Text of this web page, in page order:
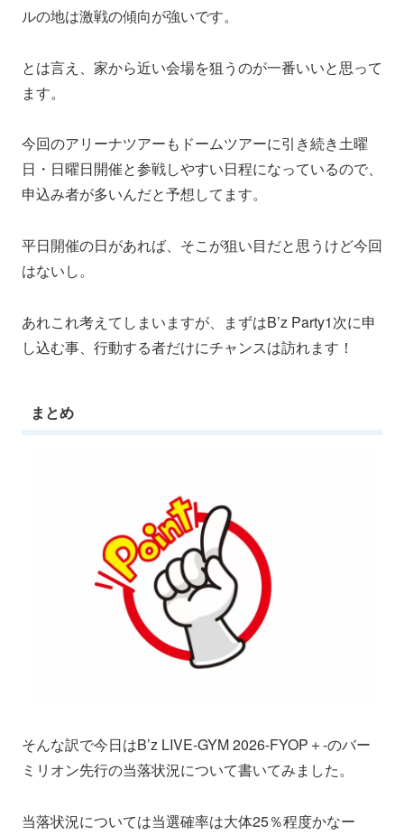
ルの地は激戦の傾向が強いです。
とは言え、家から近い会場を狙うのが一番いいと思って
ます。
今回のアリーナツアーもドームツアーに引き続き土曜
日・日曜日開催と参戦しやすい日程になっているので、
申込み者が多いんだと予想してます。
平日開催の日があれば、そこが狙い目だと思うけど今回
はないし。
あれこれ考えてしまいますが、まずはB’z Party1次に申
し込む事、行動する者だけにチャンスは訪れます！
まとめ
そんな訳で今日はB’z LIVE-GYM 2026-FYOP＋-のバー
ミリオン先行の当落状況について書いてみました。
当落状況については当選確率は大体25％程度かなー